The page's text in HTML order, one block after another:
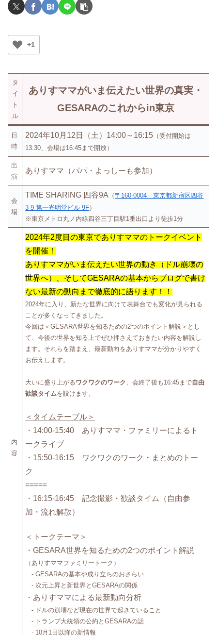
+1
タ
イ
ト
ル
ありすママがいま伝えたい世界の真実・
GESARAのこれからin東京
日
時
2024年10月12日（土）14:00～16:15 （受付開始は
13:30、会場は16:45まで開放）
出
演
ありすママ （パパ ・ よっしー も参加）
会
場
TIME SHARING 四谷9A （〒160-0004 東京都新宿区四谷
3-9 第一光明堂ビル 9F）
※東京メトロ丸ノ内線四谷三丁目駅1番出口より徒歩1分
内
容
2024年2度目の東京でありすママのトークイベント
を開催！
ありすママがいま伝えたい世界の動き（ドル崩壊の
世界へ）、そしてGESARAの基本からブログで書け
ない最新の動向まで徹底的に語ります！！
2024年に入り、新たな世界に向けて表舞台でも変化が見られる
ことが多くなってきました。
今回は＜GESARA世界を知るための2つのポイント解説＞とし
て、今後の世界を知る上でぜひ押さえておきたい内容を解説し
ます。それらを踏まえ、最新動向をありすママが分かりやすく
お伝えします。
大いに盛り上がるワクワクのワーク 、会終了後も16:45まで自由
歓談タイムを設けます。
＜タイムテーブル＞
・14:00-15:40 ありすママ・ファミリーによるト
ークライブ
・15:50-16:15 ワクワクのワーク・まとめのトー
ク
=====
・16:15-16:45 記念撮影・歓談タイム（自由参
加・流れ解散）
＜トークテーマ＞
・GESARA世界を知るための2つのポイント解説
（ありすママファミリートーク）
- GESARAの基本や成り立ちのおさらい
- 次元上昇と新世界とGESARAの関係
・ありすママによる最新動向分析
- ドルの崩壊など現在の世界で起きていること
- トランプ大統領の公約とGESARAの話
- 10月1日以降の新情報